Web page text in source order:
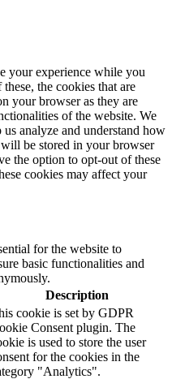
your experience while you
the cookies that are
your browser as they are
of the website. We
analyze and understand how
be stored in your browser
the option to opt-out of these
cookies may affect your
for the website to
basic functionalities and
Description
cookie is set by GDPR
Consent plugin. The
is used to store the user
for the cookies in the
"Analytics".